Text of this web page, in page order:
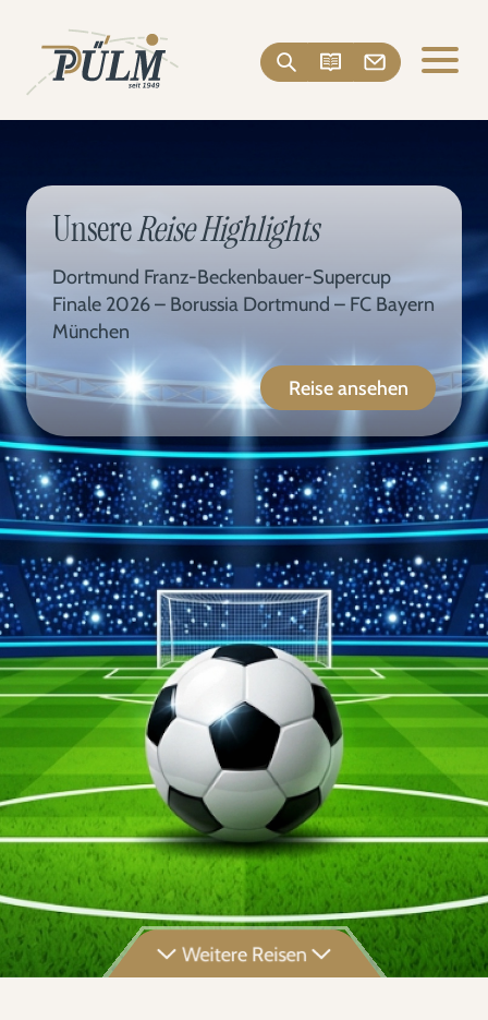
UnsereReise Highlights
Dortmund Franz-Beckenbauer-Supercup
Finale 2026 – Borussia Dortmund – FC Bayern
München
Reise ansehen
Weitere Reisen